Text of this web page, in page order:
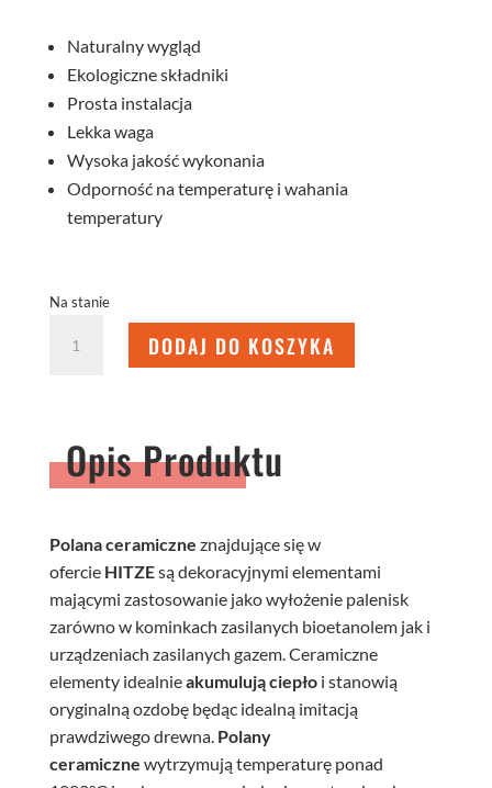
Naturalny wygląd
Ekologiczne składniki
Prosta instalacja
Lekka waga
Wysoka jakość wykonania
Odporność na temperaturę i wahania
temperatury
Na stanie
POLANA
ZESTAW
DODAJ DO KOSZYKA
Opis Produktu
Polana ceramiczne znajdujące się w
ofercie HITZEsą dekoracyjnymi elementami
mającymi zastosowanie jako wyłożenie palenisk
zarówno w kominkach zasilanych bioetanolem jak i
urządzeniach zasilanych gazem. Ceramiczne
elementy idealnieakumulują ciepłoi stanowią
oryginalną ozdobę będąc idealną imitacją
prawdziwego drewna. Polany
ceramiczne wytrzymują temperaturę ponad